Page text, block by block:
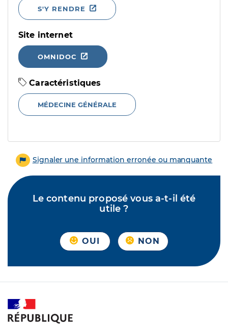
S'Y RENDRE
Site internet
OMNIDOC
Caractéristiques
MÉDECINE GÉNÉRALE
Signaler une information erronée ou manquante
Le contenu proposé vous a-t-il été
utile ?
OUI NON